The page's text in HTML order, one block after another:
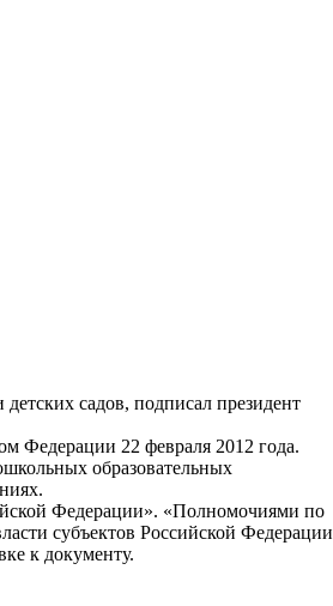
садов, подписал президент
Федерации 22 февраля 2012 года.
образовательных
Федерации». «Полномочиями по
субъектов Российской Федерации
к документу.